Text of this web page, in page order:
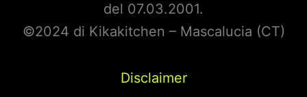
del 07.03.2001.
©2024 di Kikakitchen – Mascalucia (CT)
Disclaimer